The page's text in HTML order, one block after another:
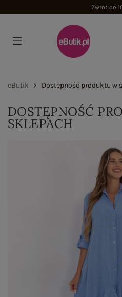
Zwrot do
eButik Dostępność produktu w
DOSTĘPNOŚĆ
SKLEPACH